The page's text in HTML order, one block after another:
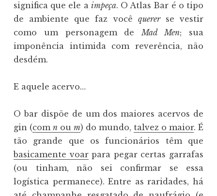
significa que ele a impeça. O Atlas Bar é o tipo
de ambiente que faz você quererse vestir
como um personagem deMad Men; sua
imponência intimida com reverência, não
desdém.
E aquele acervo…
O bar dispõe de um dos maiores acervos de
gin (com n ou m) do mundo, talvez o maior. É
tão grande que os funcionários têm que
basicamente voarpara pegar certas garrafas
(ou tinham, não sei confirmar se essa
logística permanece). Entre as raridades, há